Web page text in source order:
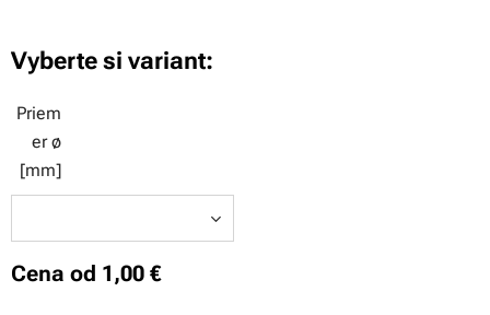
Vyberte si variant:
Priem
er ø
[mm]
Cena od 1,00 €